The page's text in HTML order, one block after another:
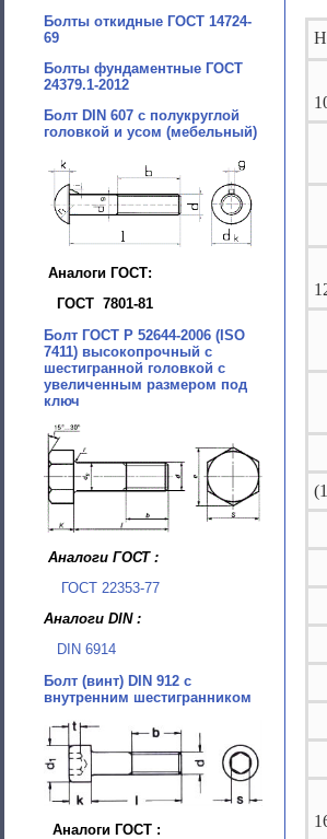
Болты откидные ГОСТ 14724-
69
Болты фундаментные ГОСТ
24379.1-2012
Болт DIN 607 с полукруглой
головкой и усом (мебельный)
Аналоги ГОСТ:
ГОСТ 7801-81
Болт ГОСТ Р 52644-2006 (ISO
7411) высокопрочный с
шестигранной головкой с
увеличенным размером под
ключ
Аналоги ГОСТ :
ГОСТ 22353-77
Аналоги DIN :
DIN 6914
Болт (винт) DIN 912 с
внутренним шестигранником
Аналоги ГОСТ :